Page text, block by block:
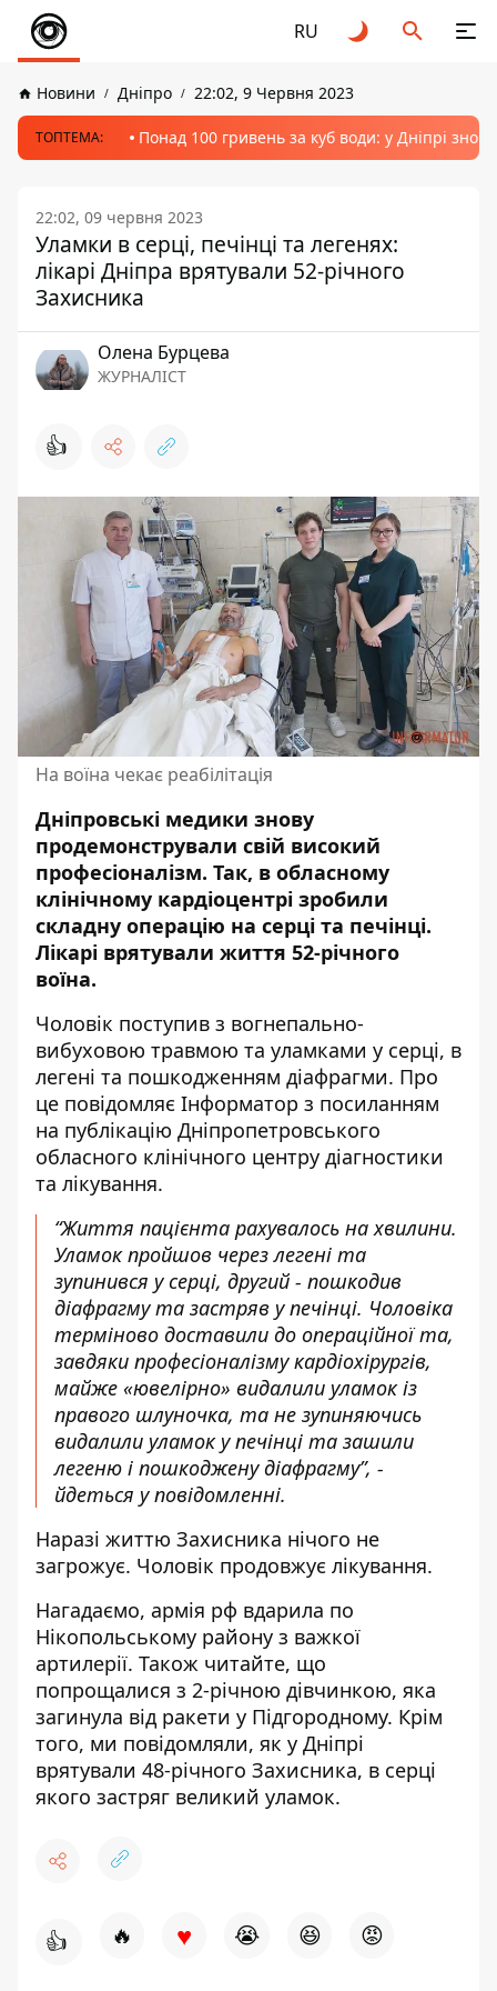
RU
Новини Дніпро 22:02, 9 Червня 2023
ТОПТЕМА: Понад 100 гривень за куб води: у Дніпрі
22:02, 09 червня 2023
Уламки в серці, печінці та легенях:
лікарі Дніпра врятували 52-річного
Захисника
Олена Бурцева
ЖУРНАЛІСТ
👍
На воїна чекає реабілітація
Дніпровські медики знову
продемонстрували свій високий
професіоналізм. Так, в обласному
клінічному кардіоцентрі зробили
складну операцію на серці та печінці.
Лікарі врятували життя 52-річного
воїна.
Чоловік поступив з вогнепально-
вибуховою травмою та уламками у серці, в
легені та пошкодженням діафрагми. Про
це повідомляє Інформатор з посиланням
на публікацію Дніпропетровського
обласного клінічного центру діагностики
та лікування.
“Життя пацієнта рахувалось на хвилини.
Уламок пройшов через легені та
зупинився у серці, другий - пошкодив
діафрагму та застряв у печінці. Чоловіка
терміново доставили до операційної та,
завдяки професіоналізму кардіохірургів,
майже «ювелірно» видалили уламок із
правого шлуночка, та не зупиняючись
видалили уламок у печінці та зашили
легеню і пошкоджену діафрагму”, -
йдеться у повідомленні.
Наразі життю Захисника нічого не
загрожує. Чоловік продовжує лікування.
Нагадаємо, армія рф вдарила по
Нікопольському району з важкої
артилерії. Також читайте, що
попрощалися з 2-річною дівчинкою, яка
загинула від ракети у Підгородному. Крім
того, ми повідомляли, як у Дніпрі
врятували 48-річного Захисника, в серці
якого застряг великий уламок.
👍 🔥 ♥ 😭 😆 😡